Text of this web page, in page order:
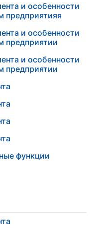
и особенности
предприятияя
и особенности
предприятии
и особенности
предприятии
функции